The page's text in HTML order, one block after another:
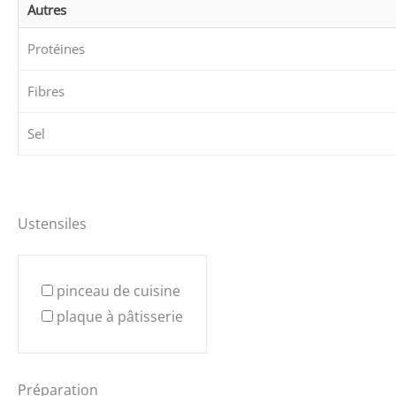
Autres
Protéines
Fibres
Sel
Ustensiles
pinceau de cuisine
plaque à pâtisserie
Préparation